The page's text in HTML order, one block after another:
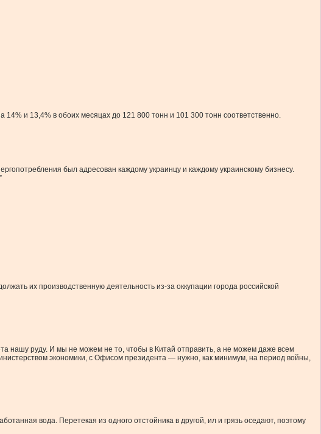
и 13,4% в обоих месяцах до 121 800 тонн и 101 300 тонн соответственно.
был адресован каждому украинцу и каждому украинскому бизнесу.
их производственную деятельность из-за оккупации города российской
нашу руду. И мы не можем не то, чтобы в Китай отправить, а не можем даже всем
экономики, с Офисом президента — нужно, как минимум, на период войны,
вода. Перетекая из одного отстойника в другой, ил и грязь оседают, поэтому